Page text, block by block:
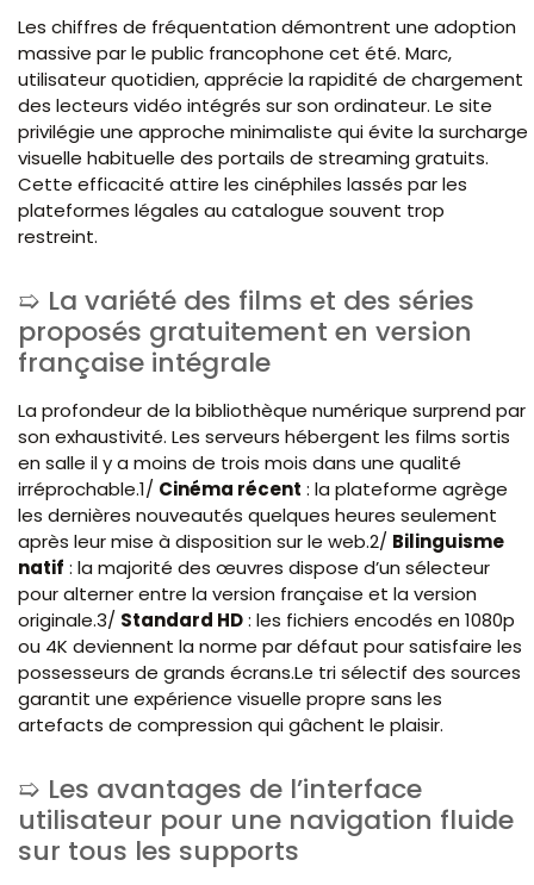
Les chiffres de fréquentation démontrent une adoption
massive par le public francophone cet été. Marc,
utilisateur quotidien, apprécie la rapidité de chargement
des lecteurs vidéo intégrés sur son ordinateur. Le site
privilégie une approche minimaliste qui évite la surcharge
visuelle habituelle des portails de streaming gratuits.
Cette efficacité attire les cinéphiles lassés par les
plateformes légales au catalogue souvent trop
restreint.
La variété des films et des séries
proposés gratuitement en version
française intégrale
La profondeur de la bibliothèque numérique surprend par
son exhaustivité. Les serveurs hébergent les films sortis
en salle il y a moins de trois mois dans une qualité
irréprochable.1/ Cinéma récent : la plateforme agrège
les dernières nouveautés quelques heures seulement
après leur mise à disposition sur le web.2/ Bilinguisme
natif : la majorité des œuvres dispose d’un sélecteur
pour alterner entre la version française et la version
originale.3/ Standard HD: les fichiers encodés en 1080p
ou 4K deviennent la norme par défaut pour satisfaire les
possesseurs de grands écrans.Le tri sélectif des sources
garantit une expérience visuelle propre sans les
artefacts de compression qui gâchent le plaisir.
Les avantages de l’interface
utilisateur pour une navigation fluide
sur tous les supports